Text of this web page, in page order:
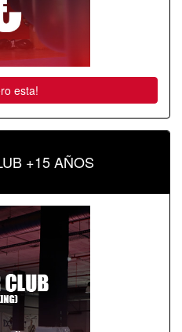
esta!
+15 AÑOS